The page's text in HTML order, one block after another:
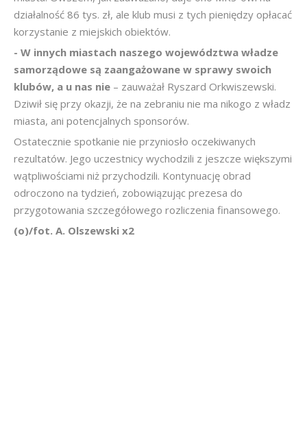
działalność 86 tys. zł, ale klub musi z tych pieniędzy opłacać
korzystanie z miejskich obiektów.
- W innych miastach naszego województwa władze
samorządowe są zaangażowane w sprawy swoich
klubów, a u nas nie – zauważał Ryszard Orkwiszewski.
Dziwił się przy okazji, że na zebraniu nie ma nikogo z władz
miasta, ani potencjalnych sponsorów.
Ostatecznie spotkanie nie przyniosło oczekiwanych
rezultatów. Jego uczestnicy wychodzili z jeszcze większymi
wątpliwościami niż przychodzili. Kontynuację obrad
odroczono na tydzień, zobowiązując prezesa do
przygotowania szczegółowego rozliczenia finansowego.
(o)/fot. A. Olszewski x2